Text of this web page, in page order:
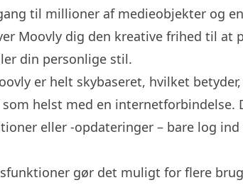
til millioner af medieobjekter og
Moovly dig den kreative frihed til at
din personlige stil.
er helt skybaseret, hvilket
helst med en internetforbindelse.
eller -opdateringer – bare log ind
gør det muligt for flere